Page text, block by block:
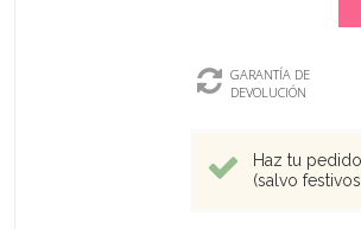
GARANTÍA DE
DEVOLUCIÓN
Haz tu
(salvo